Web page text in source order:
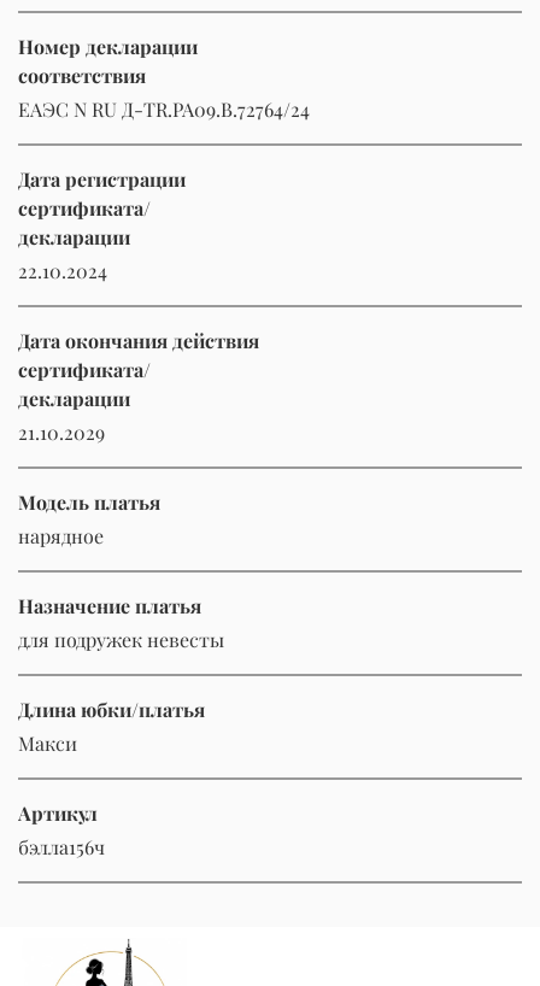
Номер декларации
соответствия
ЕАЭС N RU Д-TR.РА09.В.72764/24
Дата регистрации
сертификата/
декларации
22.10.2024
Дата окончания действия
сертификата/
декларации
21.10.2029
Модель платья
нарядное
Назначение платья
для подружек невесты
Длина юбки/платья
Макси
Артикул
бэлла156ч